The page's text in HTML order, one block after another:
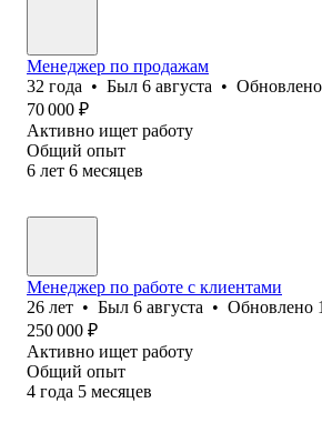
Менеджер по продажам
32 года • Был 6 августа • Обновлено
70 000 ₽
Активно ищет работу
Общий опыт
6 лет 6 месяцев
Менеджер по работе с клиентами
26 лет • Был 6 августа • Обновлено
250 000 ₽
Активно ищет работу
Общий опыт
4 года 5 месяцев